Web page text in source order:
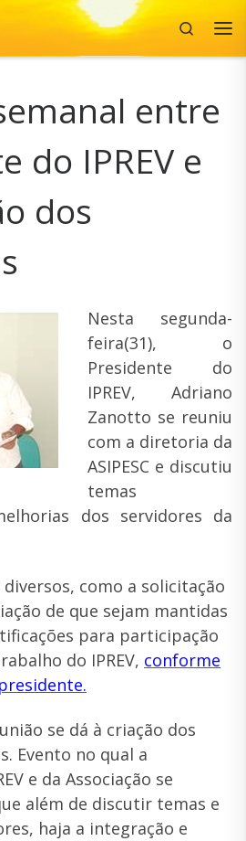
Search
entre
do IPREV e
dos
Nesta segunda-
feira(31), o
Presidente do
IPREV, Adriano
Zanotto se reuniu
com a diretoria da
ASIPESC e discutiu
temas
dos servidores da
como a solicitação
de que sejam mantidas
para participação
do IPREV, conforme
se dá à criação dos
Evento no qual a
e da Associação se
além de discutir temas e
haja a integração e